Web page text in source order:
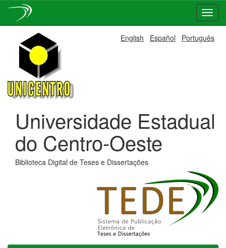
navigation
English Español Português
Universidade Estadual
do Centro-Oeste
Biblioteca Digital de Teses e Dissertações